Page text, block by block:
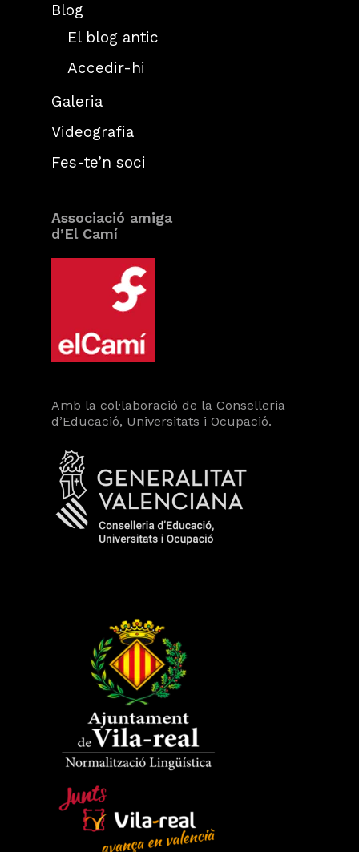
Blog
El blog antic
Accedir-hi
Galeria
Videografia
Fes-te’n soci
Associació amiga
d’El Camí
Amb la col·laboració de la Conselleria
d’Educació, Universitats i Ocupació.